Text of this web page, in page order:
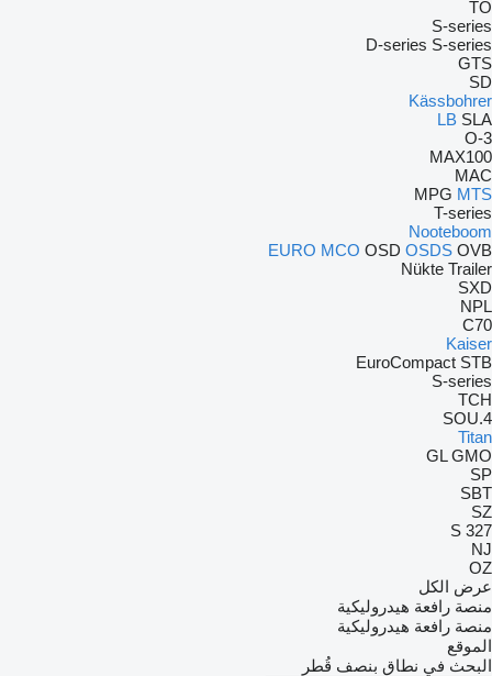
TO
S-series
D-series S-series
GTS
SD
Kässbohrer
LB SLA
O-3
MAX100
MAC
MPG MTS
T-series
Nooteboom
EURO MCO OSD OSDS OVB
Nükte Trailer
SXD
NPL
C70
Kaiser
EuroCompact STB
S-series
TCH
4.SOU
Titan
GL GMO
SP
SBT
SZ
S 327
NJ
OZ
عرض الكل
منصة رافعة هيدروليكية
منصة رافعة هيدروليكية
الموقع
البحث في نطاق بنصف قُطر